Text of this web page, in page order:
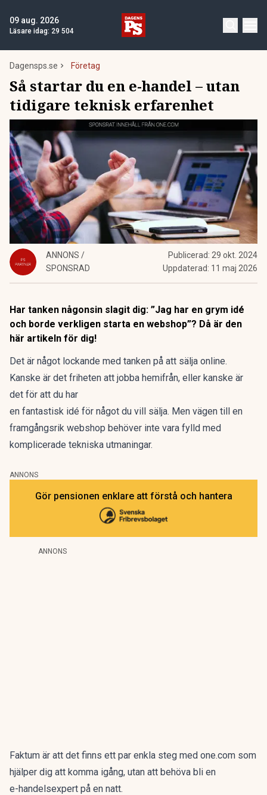
09 aug. 2026
Läsare idag: 29 504
Dagensps.se Företag
Så startar du en e-handel – utan
tidigare teknisk erfarenhet
ANNONS /
SPONSRAD
Publicerad: 29 okt. 2024
Uppdaterad: 11 maj 2026
Har tanken någonsin slagit dig: ”Jag har en grym idé
och borde verkligen starta en webshop”? Då är den
här artikeln för dig!
Det är något lockande med tanken på att sälja online.
Kanske är det friheten att jobba hemifrån, eller kanske är
det för att du har
en fantastisk idé för något du vill sälja. Men vägen till en
framgångsrik webshop behöver inte vara fylld med
komplicerade tekniska utmaningar.
ANNONS
Gör pensionen enklare att förstå och hantera
ANNONS
Faktum är att det finns ett par enkla steg med one.com som
hjälper dig att komma igång, utan att behöva bli en
e-handelsexpert på en natt.